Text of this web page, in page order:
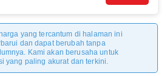
yang tercantum di halaman ini
dan dapat berubah tanpa
Kami akan berusaha untuk
yang paling akurat dan terkini.